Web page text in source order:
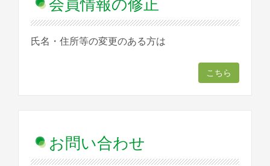
会員情報の修正
氏名・住所等の変更のある方は
こちら
お問い合わせ